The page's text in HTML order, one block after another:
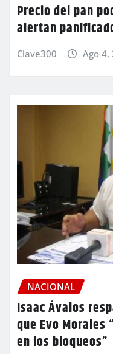
Precio del pan
alertan
Clave300 Ago 4,
NACIONAL
Isaac Ávalos
que Evo Morales
en los bloqueos”